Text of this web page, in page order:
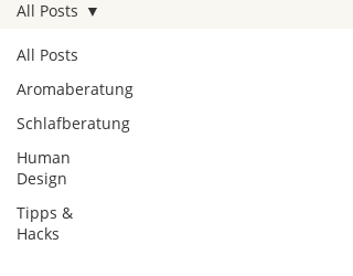
All Posts
Aromaberatung
Schlafberatung
Human
Design
Tipps &
Hacks
All Posts